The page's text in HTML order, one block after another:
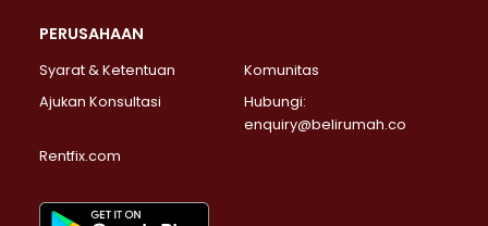
PERUSAHAAN
Syarat & Ketentuan
Komunitas
Ajukan Konsultasi
Hubungi:
enquiry@belirumah.co
Rentfix.com